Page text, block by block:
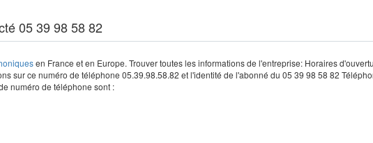
05 39 98 58 82
en France et en Europe. Trouver toutes les informations de l'entreprise: Horaires
sur ce numéro de téléphone 05.39.98.58.82 et l'identité de l'abonné du 05 39 98 58 82
numéro de téléphone sont :